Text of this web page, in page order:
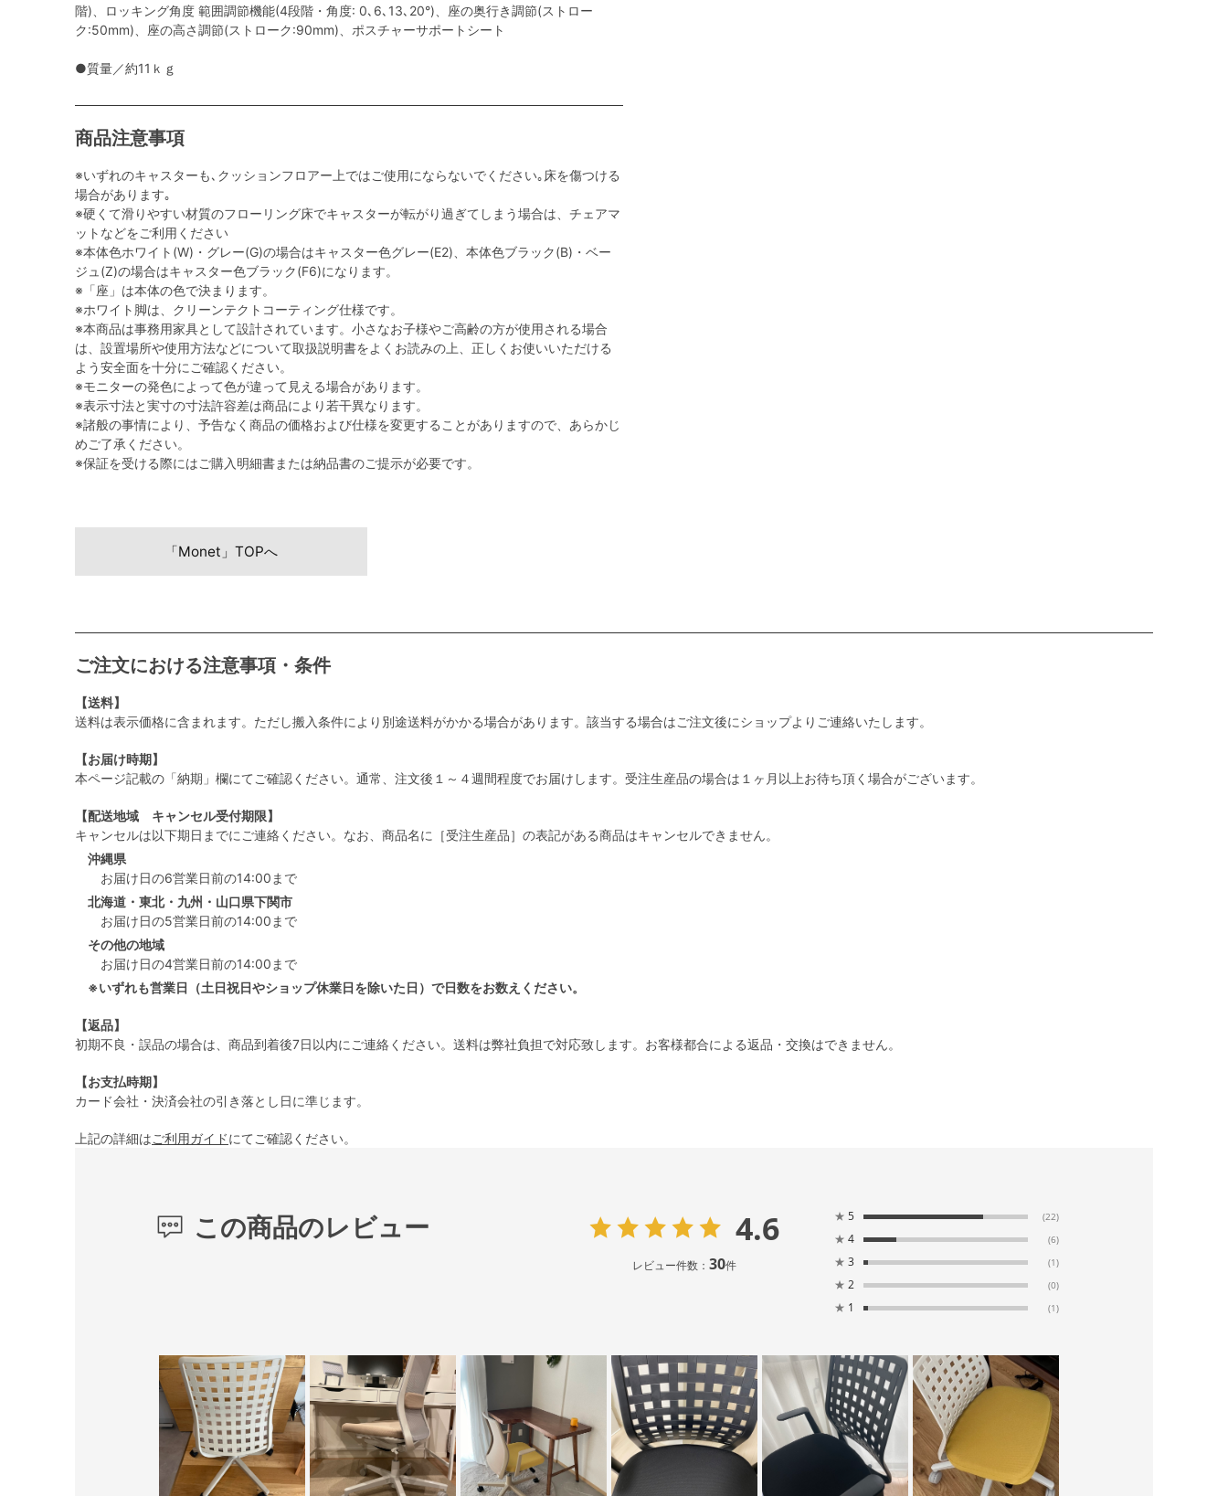
階)、ロッキング角度 範囲調節機能(4段階・角度: 0､6､13､20°)、座の奥行き調節(ストロー
ク:50mm)、座の高さ調節(ストローク:90mm)、ポスチャーサポートシート
●質量／約11ｋｇ
商品注意事項
※いずれのキャスターも､クッションフロアー上ではご使用にならないでください｡床を傷つける
場合があります｡
※硬くて滑りやすい材質のフローリング床でキャスターが転がり過ぎてしまう場合は、チェアマ
ットなどをご利用ください
※本体色ホワイト(W)・グレー(G)の場合はキャスター色グレー(E2)、本体色ブラック(B)・ベー
ジュ(Z)の場合はキャスター色ブラック(F6)になります。
※「座」は本体の色で決まります。
※ホワイト脚は、クリーンテクトコーティング仕様です。
※本商品は事務用家具として設計されています。小さなお子様やご高齢の方が使用される場合
は、設置場所や使用方法などについて取扱説明書をよくお読みの上、正しくお使いいただける
よう安全面を十分にご確認ください。
※モニターの発色によって色が違って見える場合があります。
※表示寸法と実寸の寸法許容差は商品により若干異なります。
※諸般の事情により、予告なく商品の価格および仕様を変更することがありますので、あらかじ
めご了承ください。
※保証を受ける際にはご購入明細書または納品書のご提示が必要です。
「Monet」TOPへ
ご注文における注意事項・条件
【送料】
送料は表示価格に含まれます。ただし搬入条件により別途送料がかかる場合があります。該当する場合はご注文後にショップよりご連絡いたします。
【お届け時期】
本ページ記載の「納期」欄にてご確認ください。通常、注文後１～４週間程度でお届けします。受注生産品の場合は１ヶ月以上お待ち頂く場合がございます。
【配送地域 キャンセル受付期限】
キャンセルは以下期日までにご連絡ください。なお、商品名に［受注生産品］の表記がある商品はキャンセルできません。
沖縄県
お届け日の6営業日前の14:00まで
北海道・東北・九州・山口県下関市
お届け日の5営業日前の14:00まで
その他の地域
お届け日の4営業日前の14:00まで
※いずれも営業日（土日祝日やショップ休業日を除いた日）で日数をお数えください。
【返品】
初期不良・誤品の場合は、商品到着後7日以内にご連絡ください。送料は弊社負担で対応致します。お客様都合による返品・交換はできません。
【お支払時期】
カード会社・決済会社の引き落とし日に準じます。
上記の詳細はご利用ガイドにてご確認ください。
この商品のレビュー 4.6
レビュー件数： 30件
★ 5 (22)
★ 4 (6)
★ 3 (1)
★ 2 (0)
★ 1 (1)